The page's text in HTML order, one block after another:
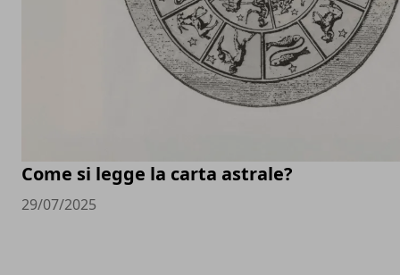
Come si legge la carta astrale?
29/07/2025